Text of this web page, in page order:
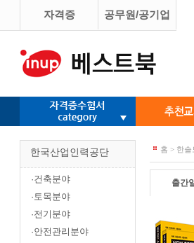
자격증 공무원/공기업
한국산업인력공단
·건축분야
·토목분야
·전기분야
·안전관리분야
홈 > 한
출간